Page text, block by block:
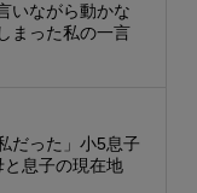
いながら動かな
まった私の一言
だった」小5息子
息子の現在地